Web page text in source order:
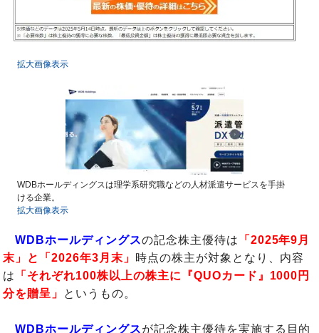
拡大画像表示
WDBホールディングスは理学系研究職などの人材派遣サービスを手掛
ける企業。
拡大画像表示
WDBホールディングスの記念株主優待は 「2025年9月
末」と「2026年3月末」 時点の株主が対象となり、内容
は
「それぞれ100株以上の株主に『QUOカード』1000円
分を贈呈」
というもの。
WDBホールディングスが記念株主優待を実施する目的